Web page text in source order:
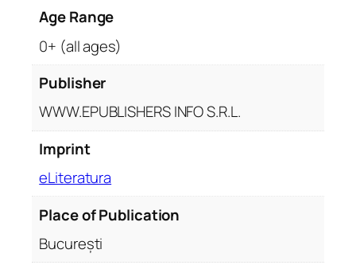
Age Range
0+ (all ages)
Publisher
WWW.EPUBLISHERS INFO S.R.L.
Imprint
eLiteratura
Place of Publication
București